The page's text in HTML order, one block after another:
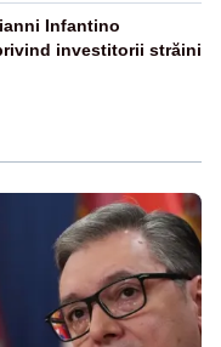
Infantino
investitorii străini